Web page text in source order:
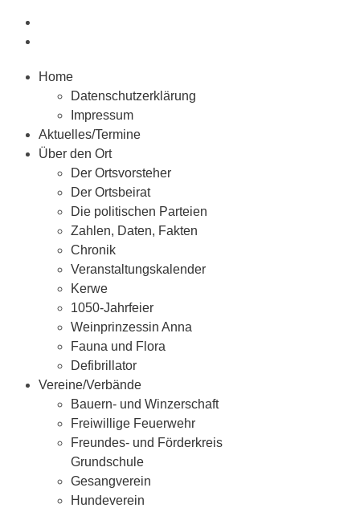
Home
Datenschutzerklärung
Impressum
Aktuelles/Termine
Über den Ort
Der Ortsvorsteher
Der Ortsbeirat
Die politischen Parteien
Zahlen, Daten, Fakten
Chronik
Veranstaltungskalender
Kerwe
1050-Jahrfeier
Weinprinzessin Anna
Fauna und Flora
Defibrillator
Vereine/Verbände
Bauern- und Winzerschaft
Freiwillige Feuerwehr
Freundes- und Förderkreis
Grundschule
Gesangverein
Hundeverein